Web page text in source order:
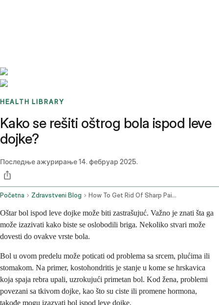
HEALTH LIBRARY
Kako se rešiti oštrog bola ispod leve
dojke?
Последње ажурирање14. фебруар 2025.
Početna Zdravstveni Blog How To Get Rid Of Sharp Pain Under The Left Breast
Oštar bol ispod leve dojke može biti zastrašujuć. Važno je znati šta ga
može izazivati kako biste se oslobodili briga. Nekoliko stvari može
dovesti do ovakve vrste bola.
Bol u ovom predelu može poticati od problema sa srcem, plućima ili
stomakom. Na primer, kostohondritis je stanje u kome se hrskavica
koja spaja rebra upali, uzrokujući primetan bol. Kod žena, problemi
povezani sa tkivom dojke, kao što su ciste ili promene hormona,
takođe mogu izazvati bol ispod leve dojke.